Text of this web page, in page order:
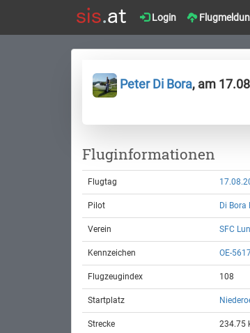
Login
Peter Di Bora, am
Fluginformationen
Flugtag
Pilot Di Bora
Verein SFC
Kennzeichen OE-
Flugzeugindex 108
Startplatz
Strecke 234.75